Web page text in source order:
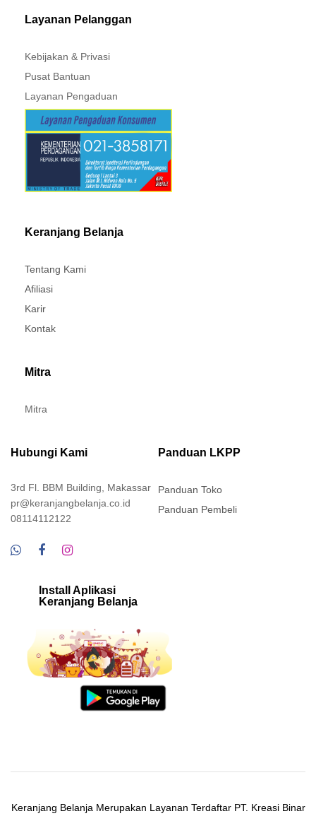
Layanan Pelanggan
Kebijakan & Privasi
Pusat Bantuan
Layanan Pengaduan
Keranjang Belanja
Tentang Kami
Afiliasi
Karir
Kontak
Mitra
Mitra
Hubungi Kami
3rd Fl. BBM Building, Makassar
pr@keranjangbelanja.co.id
08114112122
Panduan LKPP
Panduan Toko
Panduan Pembeli
Install Aplikasi
Keranjang Belanja
Keranjang Belanja Merupakan Layanan Terdaftar PT. Kreasi Binar